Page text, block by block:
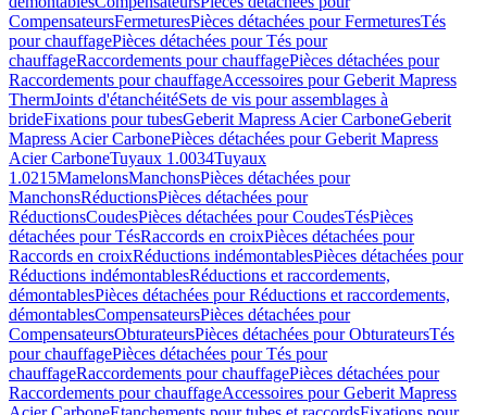
CompensateursFermeturesPièces détachées pour FermeturesTés
pour chauffagePièces détachées pour Tés pour
chauffageRaccordements pour chauffagePièces détachées pour
Raccordements pour chauffageAccessoires pour Geberit Mapress
ThermJoints d'étanchéitéSets de vis pour assemblages à
brideFixations pour tubesGeberit Mapress Acier CarboneGeberit
Mapress Acier CarbonePièces détachées pour Geberit Mapress
Acier CarboneTuyaux 1.0034Tuyaux
1.0215MamelonsManchonsPièces détachées pour
ManchonsRéductionsPièces détachées pour
RéductionsCoudesPièces détachées pour CoudesTésPièces
détachées pour TésRaccords en croixPièces détachées pour
Raccords en croixRéductions indémontablesPièces détachées pour
Réductions indémontablesRéductions et raccordements,
démontablesPièces détachées pour Réductions et raccordements,
démontablesCompensateursPièces détachées pour
CompensateursObturateursPièces détachées pour ObturateursTés
pour chauffagePièces détachées pour Tés pour
chauffageRaccordements pour chauffagePièces détachées pour
Raccordements pour chauffageAccessoires pour Geberit Mapress